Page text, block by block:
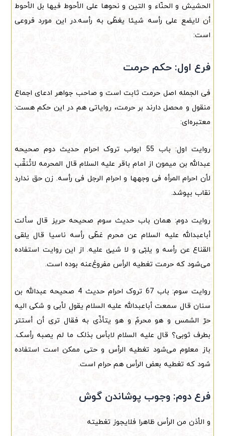
الحشیش و الحنّاء و التین و نحوها علی الأحوط فیها بل الأحوط
أن لایضع علی رأسه شیئا یغطّی به رأسه.در این مورد فروعی
است:
فرع اول: حکم حرمت
فی الجمله اصل حرمت ثابت است و صاحب جواهر ادعای اجماع
منقول و محصل دارند بر حرمت، روایاتی هم در این حکم هست:
معتبره‌ای:
روایت اول: باب 55 ابواب تروک احرام حدیث دوم صحیحه
عبدالله بن میمون از امام باقر علیه السلام قال المحرمه لاتُنقِّب
لأن احرام المرأه فی وجهها و احرام الرجل فی رأسه. زن حق ندارد
نقاب بپوشد.
روایت دوم: همان باب حدیث سوم صحیحه حریز قال سألت
أباعبدالله علیه السلام عن محرم غطّی رأسه ناسیا قال یلقی
القناع عن رأسه و یلبّی و لا شیئ علیه. از این روایت استفاده
می‌شود که حرمت تغطیه الرأس مفروغ‌عنه بوده است.
روایت سوم: باب 67 تروک احرام حدیث 4 صحیحه عبدالله بن
سنان قال سمعت أباعبدالله علیه السلام یقول لأبی و شکی الیه
حرّ الشمس و هو محرمٌ و هو یتأذّی به فقال تری أن أستتر
بطرف ثوبی؟ قال علیه السلام لابأس بذلک ما لم یصبه رأسک.
باز معلوم می‌شود تغطیه الرأس و حتی ممکن است استفاده
شود که تغطیه بعض الرأس هم حرام است.
فرع دوم: وجوب پوشاندن گوش
و الأذن من الرأس ظاهرا فلایجوز تغطیته